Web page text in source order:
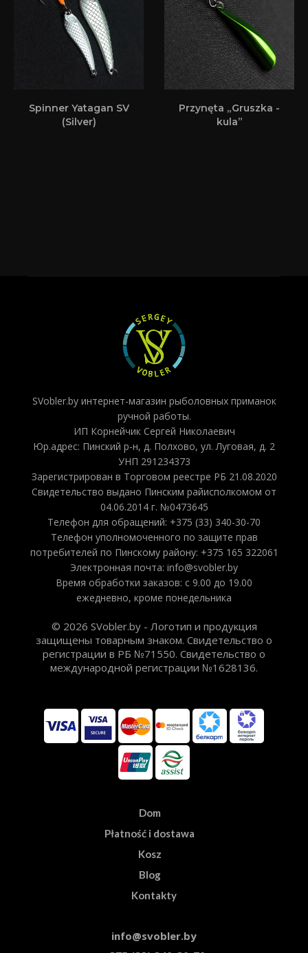
Spinner Yatagan SV
(Silver)
Przynęta „Gruszka -
kula”
SVobler.by интернет-магазин рыболовных приманок
ручной работы.
ИП Корнейчик Сергей Николаевич
Юр.адрес: Пинский р-н, д. Полхово, ул. Луговая, д. 2
УНП 291234373
Зарегистрирован в Торговом реестре РБ 21.08.2020
Свидетельство выдано Пинским райисполкомом от
04.06.2014 г. №0473645
Телефон для обращений: +375 (33) 340-30-70
Телефон уполномоченного по защите прав
потребителей по Пинскому району: +375 165 322061
Электронная почта: info@svobler.by
Время обработки заказов: с 9.00 до 19.00
ежедневно, кроме понедельника
© 2026 SVobler.by - Логотип и продукция
защищены товарным знаком. Свидетельство о
регистрации в РБ №71550. Свидетельство о
международной регистрации №1628136.
Dom
Płatność i dostawa
Kosz
Blog
Kontakty
info@svobler.by